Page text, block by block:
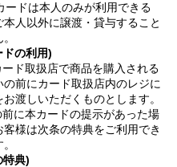
ードは本人のみが利用できる
本人以外に譲渡・貸与すること
の利用)
ド取扱店で商品を購入される
の前にカード取扱店内のレジに
渡しいただくものとします。
に本カードの提示があった場
様は次条の特典をご利用でき
特典)